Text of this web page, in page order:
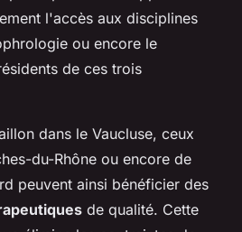
l'accès aux disciplines
ou encore le
de ces trois
dans le Vaucluse, ceux
du-Rhône ou encore de
peuvent ainsi bénéficier des
de qualité. Cette